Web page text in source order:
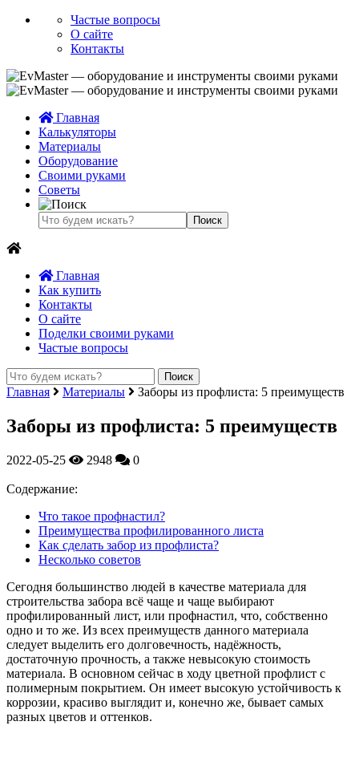
Частые вопросы
О сайте
Контакты
Главная
Калькуляторы
Материалы
Оборудование
Своими руками
Советы
Главная
Как купить
Контакты
О сайте
Поделки своими руками
Частые вопросы
Главная Материалы Заборы из профлиста: 5 преимуществ
Заборы из профлиста: 5 преимуществ
2022-05-25 2948 0
Содержание:
Что такое профнастил?
Преимущества профилированного листа
Как сделать забор из профлиста?
Несколько советов
Сегодня большинство людей в качестве материала для
строительства забора всё чаще и чаще выбирают
профилированный лист, или профнастил, что, собственно
одно и то же. Из всех преимуществ данного материала
следует выделить его долговечность, надёжность,
достаточную прочность, а также невысокую стоимость
материала. В основном сейчас в ходу цветной профлист с
полимерным покрытием. Он имеет высокую устойчивость к
коррозии, красиво выглядит и, конечно же, бывает самых
разных цветов и оттенков.